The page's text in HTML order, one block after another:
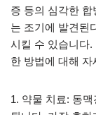
증 등의 심각한
는 조기에 발견된
시킬 수 있습니다
한 방법에 대해
1. 약물 치료: 동